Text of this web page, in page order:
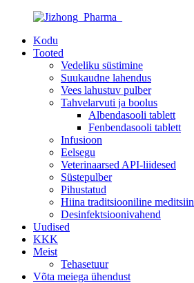
Kodu
Tooted
Vedeliku süstimine
Suukaudne lahendus
Vees lahustuv pulber
Tahvelarvuti ja boolus
Albendasooli tablett
Fenbendasooli tablett
Infusioon
Eelsegu
Veterinaarsed API-liidesed
Süstepulber
Pihustatud
Hiina traditsiooniline meditsiin
Desinfektsioonivahend
Uudised
KKK
Meist
Tehasetuur
Võta meiega ühendust